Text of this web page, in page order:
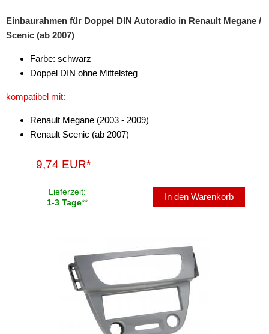
Capture
Express
Kangoo
Koleos
Master
Megane
Modus
Einbaurahmen für Doppel DIN Autoradio in Renault Megane /
Scenic (ab 2007)
Farbe: schwarz
Doppel DIN ohne Mittelsteg
kompatibel mit:
Renault Megane (2003 - 2009)
Renault Scenic (ab 2007)
9,74 EUR*
Lieferzeit:
1-3 Tage**
In den Warenkorb